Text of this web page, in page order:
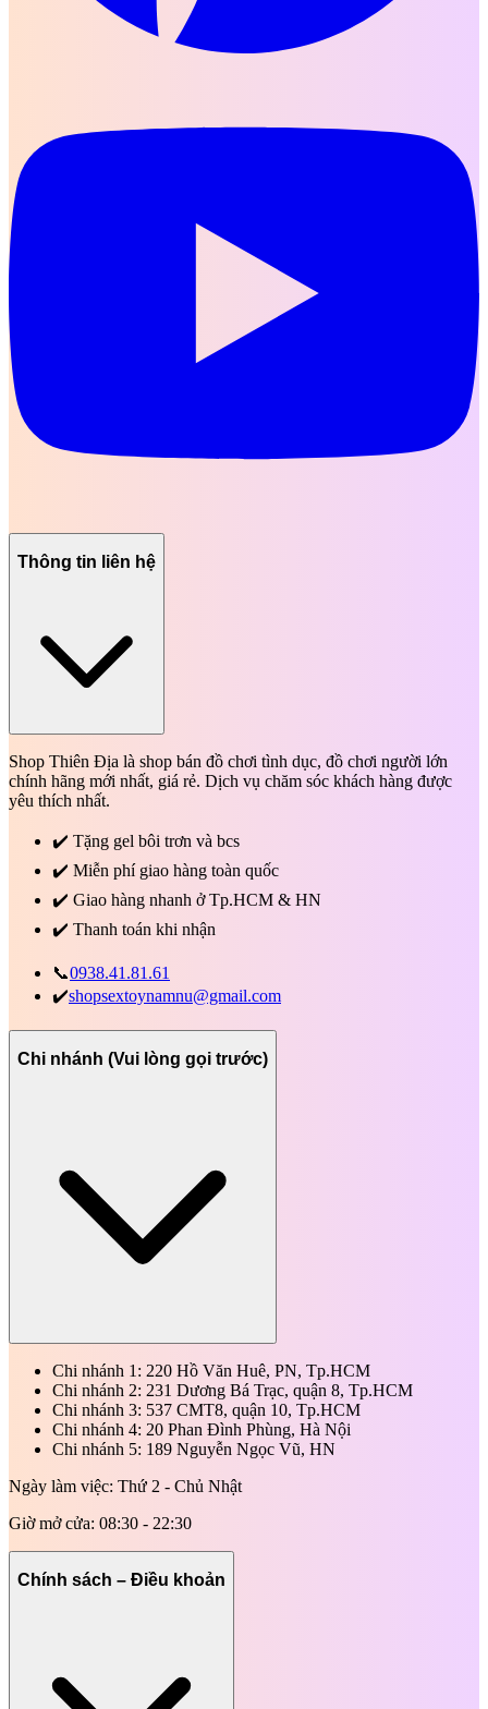
Thông tin liên hệ
Shop Thiên Địa là shop bán đồ chơi tình dục, đồ chơi người lớn
chính hãng mới nhất, giá rẻ. Dịch vụ chăm sóc khách hàng được
yêu thích nhất.
✔️ Tặng gel bôi trơn và bcs
✔️ Miễn phí giao hàng toàn quốc
✔️ Giao hàng nhanh ở Tp.HCM & HN
✔️ Thanh toán khi nhận
📞0938.41.81.61
✔️shopsextoynamnu@gmail.com
Chi nhánh (Vui lòng gọi trước)
Chi nhánh 1: 220 Hồ Văn Huê, PN, Tp.HCM
Chi nhánh 2: 231 Dương Bá Trạc, quận 8, Tp.HCM
Chi nhánh 3: 537 CMT8, quận 10, Tp.HCM
Chi nhánh 4: 20 Phan Đình Phùng, Hà Nội
Chi nhánh 5: 189 Nguyễn Ngọc Vũ, HN
Ngày làm việc: Thứ 2 - Chủ Nhật
Giờ mở cửa: 08:30 - 22:30
Chính sách – Điều khoản